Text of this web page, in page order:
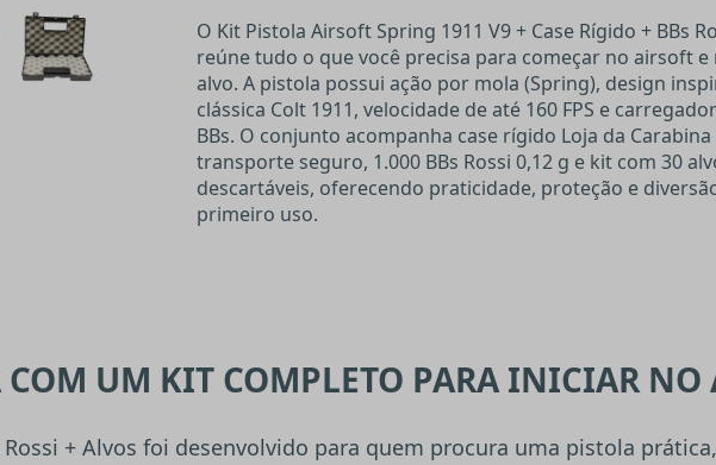
O Kit Pistola Airsoft Spring 1911 V9 + Case Rígido + BBs
reúne tudo o que você precisa para começar no airsoft
alvo. A pistola possui ação por mola (Spring), design
clássica Colt 1911, velocidade de até 160 FPS e
BBs. O conjunto acompanha case rígido Loja da
transporte seguro, 1.000 BBs Rossi 0,12 g e kit com 30
descartáveis, oferecendo praticidade, proteção e
primeiro uso.
UM KIT COMPLETO PARA INICIAR NO
+ Alvos foi desenvolvido para quem procura uma pistola